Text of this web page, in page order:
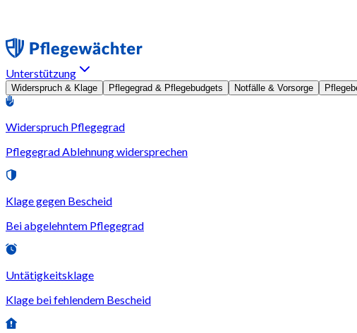
Unterstützung
Widerspruch & Klage Pflegegrad & Pflegebudgets Notfälle & Vorsorge
Widerspruch Pflegegrad
Pflegegrad Ablehnung widersprechen
Klage gegen Bescheid
Bei abgelehntem Pflegegrad
Untätigkeitsklage
Klage bei fehlendem Bescheid